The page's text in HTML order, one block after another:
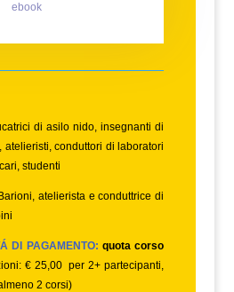
ebook
di asilo nido, insegnanti di
atelieristi, conduttori di laboratori
studenti
atelierista e conduttrice di
DI PAGAMENTO: quota corso
€ 25,00 per 2+ partecipanti,
2 corsi)